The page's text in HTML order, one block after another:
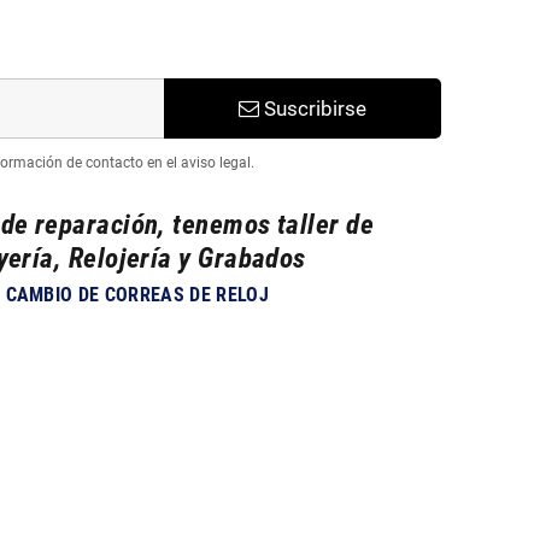
Suscribirse
de contacto en el aviso legal.
reparación, tenemos taller de
Relojería y Grabados
CAMBIO DE CORREAS DE RELOJ